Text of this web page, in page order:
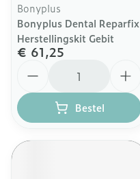
Bonyplus
Bonyplus Dental Reparfix
Herstellingskit Gebit
€ 61,25
Bestel